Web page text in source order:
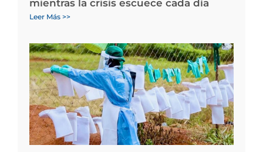
mientras la crisis escuece cada día
Leer Más >>